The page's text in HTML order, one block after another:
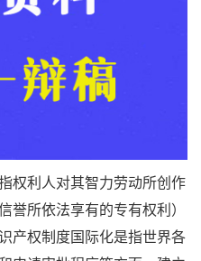
利人对其智力劳动所创作
誉所依法享有的专有权利）
产权制度国际化是指世界各